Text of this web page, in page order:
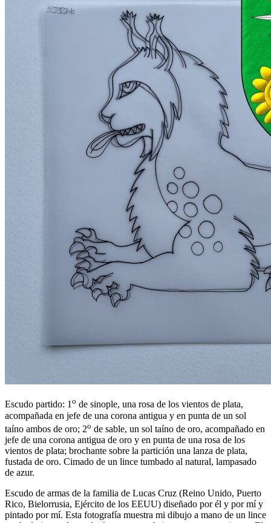
Escudo partido: 1o de sinople, una rosa de los vientos de plata,
acompañada en jefe de una corona antigua y en punta de un sol
taíno ambos de oro; 2o de sable, un sol taíno de oro, acompañado en
jefe de una corona antigua de oro y en punta de una rosa de los
vientos de plata; brochante sobre la partición una lanza de plata,
fustada de oro. Cimado de un lince tumbado al natural, lampasado
de azur.
Escudo de armas de la familia de Lucas Cruz (Reino Unido, Puerto
Rico, Bielorrusia, Ejército de los EEUU) diseñado por él y por mí y
pintado por mí. Esta fotografía muestra mi dibujo a mano de un lince